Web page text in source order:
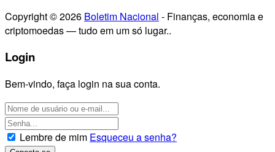
Copyright © 2026 Boletim Nacional - Finanças, economia e
criptomoedas — tudo em um só lugar..
Login
Bem-vindo, faça login na sua conta.
Lembre de mim Esqueceu a senha?